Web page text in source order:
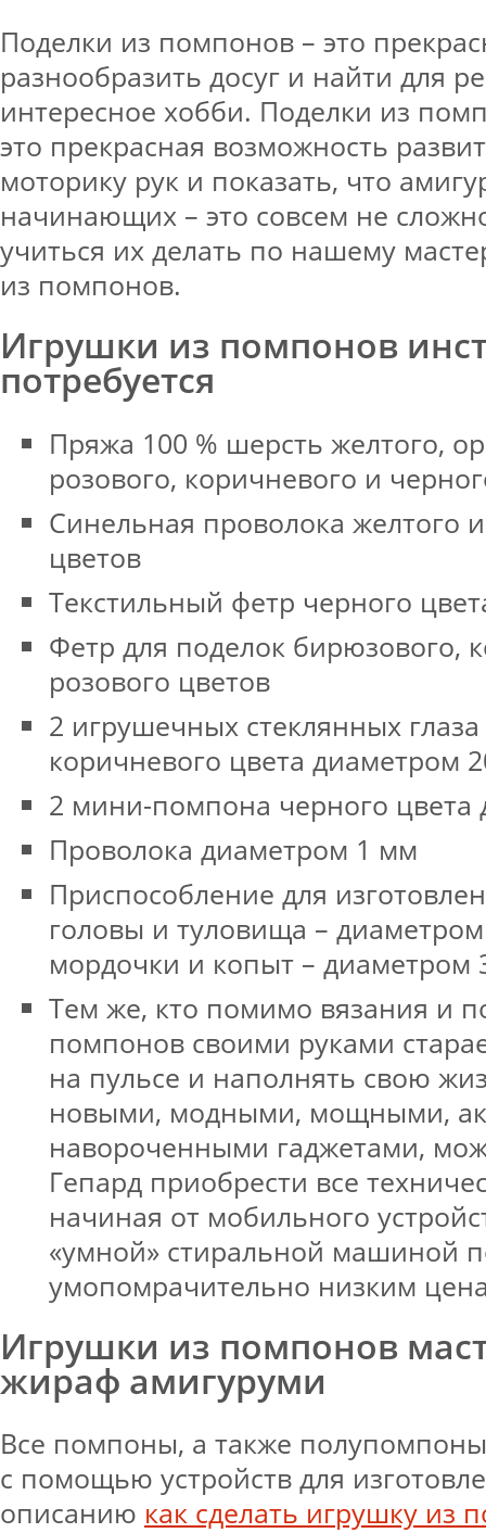
Поделки из помпонов – это
разнообразить досуг и найти для
интересное хобби. Поделки из
это прекрасная возможность
моторику рук и показать, что
начинающих – это совсем не
учиться их делать по нашему
из помпонов.
Игрушки из помпонов
потребуется
Пряжа 100 % шерсть желтого,
розового, коричневого и
Синельная проволока желтого
цветов
Текстильный фетр черного
Фетр для поделок бирюзового,
розового цветов
2 игрушечных стеклянных
коричневого цвета диаметром
2 мини-помпона черного
Проволока диаметром 1 мм
Приспособление для
головы и туловища –
мордочки и копыт – диаметром
Тем же, кто помимо вязания и
помпонов своими руками
на пульсе и наполнять свою
новыми, модными, мощными,
навороченными гаджетами,
Гепард приобрести все
начиная от мобильного
«умной» стиральной машиной
умопомрачительно низким
Игрушки из помпонов
жираф амигуруми
Все помпоны, а также
с помощью устройств для
описанию как сделать игрушку из